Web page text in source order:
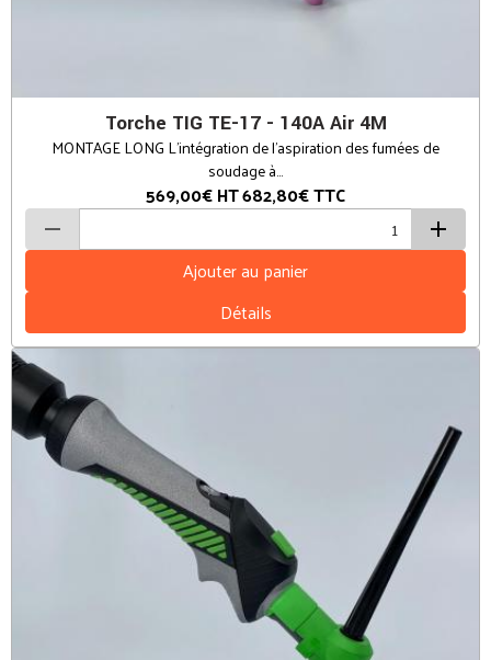
Torche TIG TE-17 - 140A Air 4M
MONTAGE LONG L’intégration de l’aspiration des fumées de
soudage à...
569,00€HT682,80€TTC
Ajouter au panier
Détails